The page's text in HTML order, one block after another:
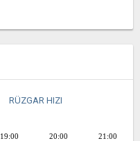
RÜZGAR HIZI
19:00 20:00 21:00